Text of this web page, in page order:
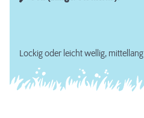
Lockig oder leicht wellig, mittellang